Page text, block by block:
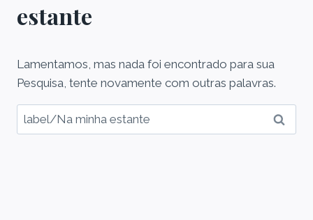
estante
Lamentamos, mas nada foi encontrado para sua
Pesquisa, tente novamente com outras palavras.
Pesquisar
por: